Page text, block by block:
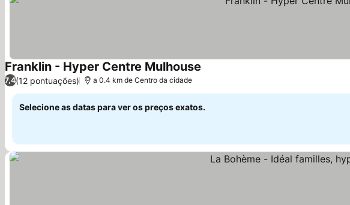
Franklin - Hyper Centre Mulhouse
7,4(12 pontuações) a 0.4 km de Centro da cidade
Selecione as datas para ver os preços exatos.